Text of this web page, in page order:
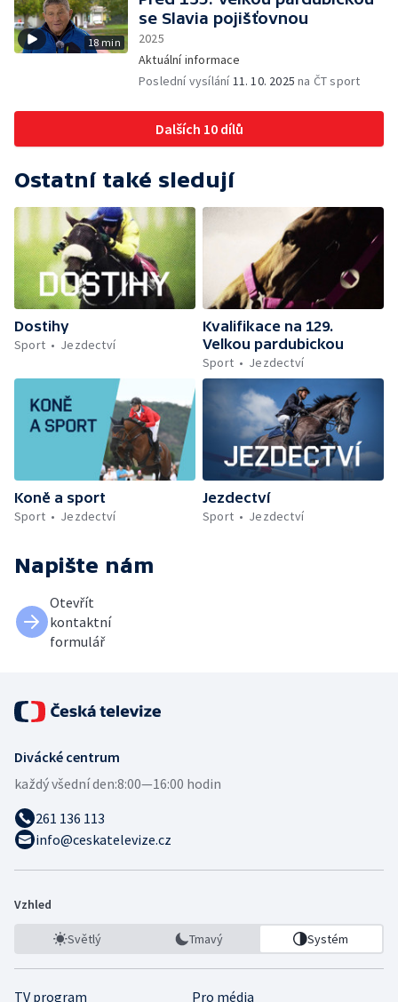
18 min
se Slavia pojišťovnou
2025
Aktuální informace
Poslední vysílání11. 10. 2025 na ČT sport
Dalších 10 dílů
Ostatní také sledují
Dostihy
Sport
Jezdectví
Kvalifikace na 129.
Velkou pardubickou
Sport
Jezdectví
Koně a sport
Sport
Jezdectví
Jezdectví
Sport
Jezdectví
Napište nám
Otevřít
kontaktní
formulář
Divácké centrum
každý všední den:8:00—16:00 hodin
261 136 113
info@ceskatelevize.cz
Vzhled
Světlý Tmavý Systém
TV program Pro média